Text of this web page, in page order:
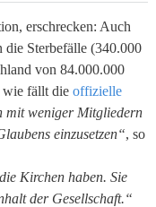
erschrecken: Auch
die Sterbefälle (340.000
von 84.000.000
wie fällt die offizielle
mit weniger Mitgliedern
einzusetzen“, so
Kirchen haben. Sie
der Gesellschaft.“